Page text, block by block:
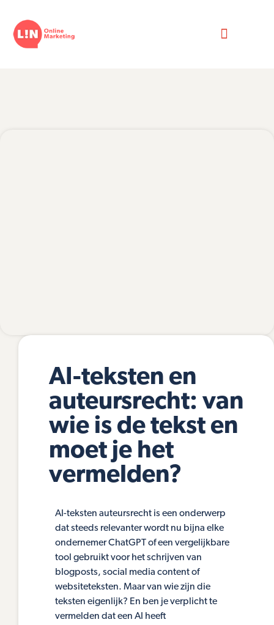
AI-teksten en
auteursrecht: van
wie is de tekst en
moet je het
vermelden?
AI-teksten auteursrecht is een onderwerp
dat steeds relevanter wordt nu bijna elke
ondernemer ChatGPT of een vergelijkbare
tool gebruikt voor het schrijven van
blogposts, social media content of
websiteteksten. Maar van wie zijn die
teksten eigenlijk? En ben je verplicht te
vermelden dat een AI heeft